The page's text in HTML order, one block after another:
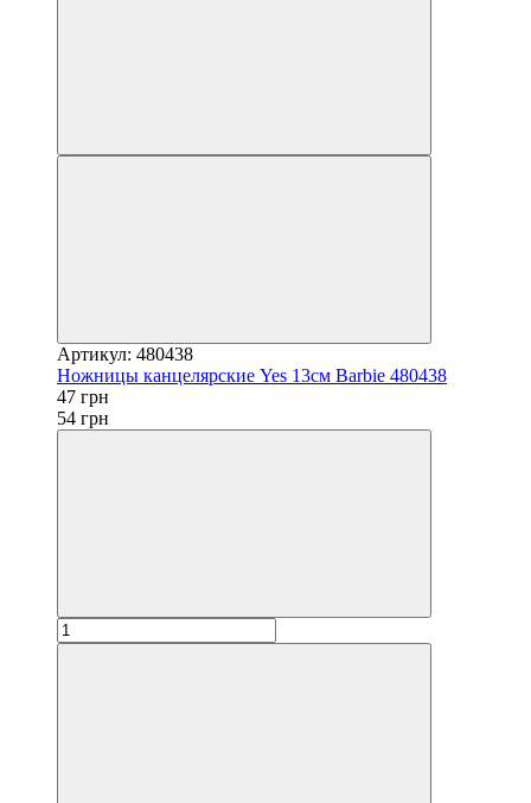
Артикул: 480438
Ножницы канцелярские Yes 13см Barbie 480438
47 грн
54 грн